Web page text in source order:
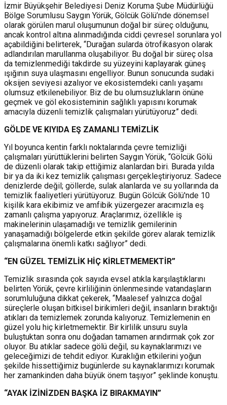
İzmir Büyükşehir Belediyesi Deniz Koruma Şube Müdürlüğü
Bölge Sorumlusu Saygın Yörük, Gölcük Gölü’nde dönemsel
olarak görülen marul oluşumunun doğal bir süreç olduğunu,
ancak kontrol altına alınmadığında ciddi çevresel sorunlara yol
açabildiğini belirterek, “Durağan sularda ötrofikasyon olarak
adlandırılan marullanma oluşabiliyor. Bu doğal bir süreç olsa
da temizlenmediği takdirde su yüzeyini kaplayarak güneş
ışığının suya ulaşmasını engelliyor. Bunun sonucunda sudaki
oksijen seviyesi azalıyor ve ekosistemdeki canlı yaşamı
olumsuz etkilenebiliyor. Biz de bu olumsuzlukların önüne
geçmek ve göl ekosisteminin sağlıklı yapısını korumak
amacıyla düzenli temizlik çalışmaları yürütüyoruz” dedi.
GÖLDE VE KIYIDA EŞ ZAMANLI TEMİZLİK
Yıl boyunca kentin farklı noktalarında çevre temizliği
çalışmaları yürüttüklerini belirten Saygın Yörük, “Gölcük Gölü
de düzenli olarak takip ettiğimiz alanlardan biri. Burada yılda
bir ya da iki kez temizlik çalışması gerçekleştiriyoruz. Sadece
denizlerde değil; göllerde, sulak alanlarda ve su yollarında da
temizlik faaliyetleri yürütüyoruz. Bugün Gölcük Gölü'nde 10
kişilik kara ekibimiz ve amfibik yüzergezer aracımızla eş
zamanlı çalışma yapıyoruz. Araçlarımız, özellikle iş
makinelerinin ulaşamadığı ve temizlik gemilerinin
yanaşamadığı bölgelerde etkin şekilde görev alarak temizlik
çalışmalarına önemli katkı sağlıyor” dedi.
“EN GÜZEL TEMİZLİK HİÇ KİRLETMEMEKTİR”
Temizlik sırasında çok sayıda evsel atıkla karşılaştıklarını
belirten Yörük, çevre kirliliğinin önlenmesinde vatandaşların
sorumluluğuna dikkat çekerek, “Maalesef yalnızca doğal
süreçlerle oluşan bitkisel birikimleri değil, insanların bıraktığı
atıkları da temizlemek zorunda kalıyoruz. Temizlemenin en
güzel yolu hiç kirletmemektir. Bir kirlilik unsuru suyla
buluştuktan sonra onu doğadan tamamen arındırmak çok zor
oluyor. Bu atıklar sadece gölü değil, su kaynaklarımızı ve
geleceğimizi de tehdit ediyor. Kuraklığın etkilerini yoğun
şekilde hissettiğimiz bugünlerde su kaynaklarımızı korumak
her zamankinden daha büyük önem taşıyor” şeklinde konuştu.
“AYAK İZİNİZDEN BAŞKA İZ BIRAKMAYIN”